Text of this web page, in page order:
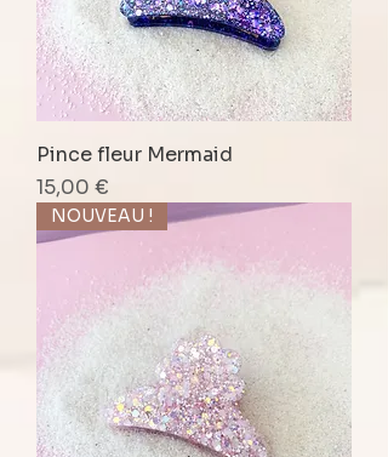
Pince fleur Mermaid
Prix
15,00 €
NOUVEAU !